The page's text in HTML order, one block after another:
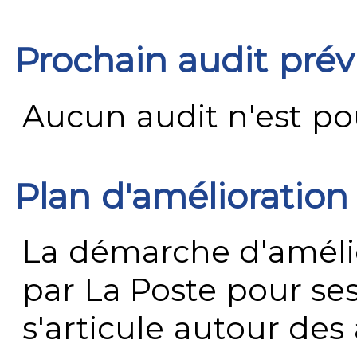
Prochain audit
Aucun audit n'est
Plan
La démarche
par La Poste pour
s'articule autour des